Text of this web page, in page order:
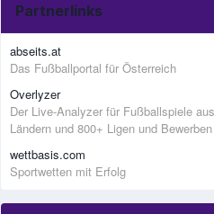
Partnerlinks
abseits.at
Das Fußballportal für Österreich
Overlyzer
Der Live-Analyzer für Fußballspiele
Ländern und 800+ Ligen und Bewerben
wettbasis.com
Sportwetten mit Erfolg